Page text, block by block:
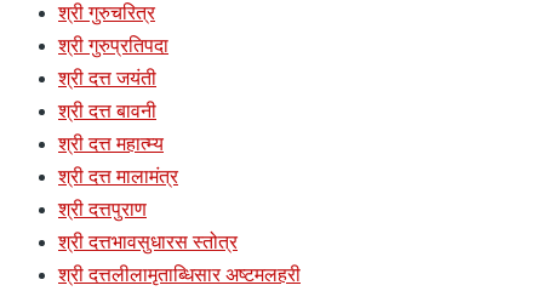
श्री गुरुचरित्र
श्री गुरुप्रतिपदा
श्री दत्त जयंती
श्री दत्त बावनी
श्री दत्त महात्म्य
श्री दत्त मालामंत्र
श्री दत्तपुराण
श्री दत्तभावसुधारस स्तोत्र
श्री दत्तलीलामृताब्धिसार अष्टमलहरी